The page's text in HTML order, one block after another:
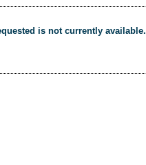
is not currently available.